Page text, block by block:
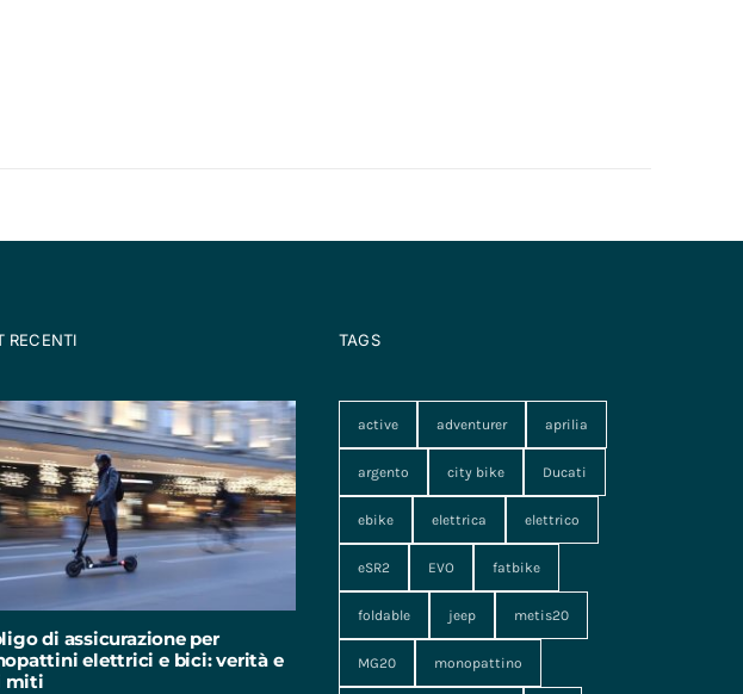
RECENTI
di assicurazione per
elettrici e bici: verità e
miti
TAGS
active adventurer aprilia
argento city bike Ducati
ebike elettrica elettrico
eSR2 EVO fatbike
foldable jeep metis20
MG20 monopattino